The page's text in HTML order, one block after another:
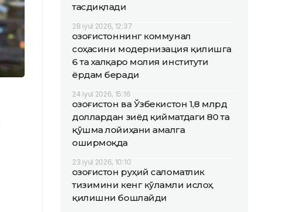
тасдиқлади
28 iyul 2026, 12:37
Қозоғистоннинг коммунал
соҳасини модернизация қилишга
6 та халқаро молия институти
ёрдам беради
24 iyul 2026, 15:16
Қозоғистон ва Ўзбекистон 1,8 млрд
доллардан зиёд қийматдаги 80 та
қўшма лойиҳани амалга
оширмоқда
23 iyul 2026, 10:10
Қозоғистон руҳий саломатлик
тизимини кенг кўламли ислоҳ
қилишни бошлайди